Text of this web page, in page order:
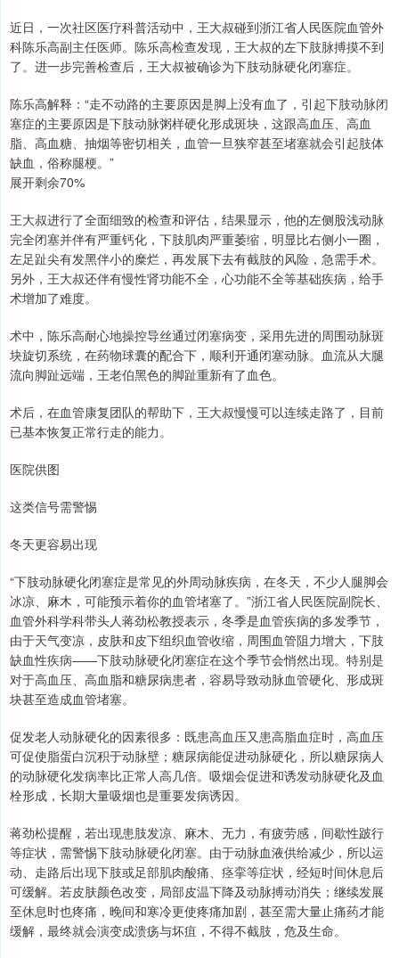
近日，一次社区医疗科普活动中，王大叔碰到浙江省人民医院血管外
科陈乐高副主任医师。陈乐高检查发现，王大叔的左下肢脉搏摸不到
了。进一步完善检查后，王大叔被确诊为下肢动脉硬化闭塞症。
陈乐高解释：“走不动路的主要原因是脚上没有血了，引起下肢动脉闭
塞症的主要原因是下肢动脉粥样硬化形成斑块，这跟高血压、高血
脂、高血糖、抽烟等密切相关，血管一旦狭窄甚至堵塞就会引起肢体
缺血，俗称腿梗。”
展开剩余70%
王大叔进行了全面细致的检查和评估，结果显示，他的左侧股浅动脉
完全闭塞并伴有严重钙化，下肢肌肉严重萎缩，明显比右侧小一圈，
左足趾尖有发黑伴小的糜烂，再发展下去有截肢的风险，急需手术。
另外，王大叔还伴有慢性肾功能不全，心功能不全等基础疾病，给手
术增加了难度。
术中，陈乐高耐心地操控导丝通过闭塞病变，采用先进的周围动脉斑
块旋切系统，在药物球囊的配合下，顺利开通闭塞动脉。血流从大腿
流向脚趾远端，王老伯黑色的脚趾重新有了血色。
术后，在血管康复团队的帮助下，王大叔慢慢可以连续走路了，目前
已基本恢复正常行走的能力。
医院供图
这类信号需警惕
冬天更容易出现
“下肢动脉硬化闭塞症是常见的外周动脉疾病，在冬天，不少人腿脚会
冰凉、麻木，可能预示着你的血管堵塞了。”浙江省人民医院副院长、
血管外科学科带头人蒋劲松教授表示，冬季是血管疾病的多发季节，
由于天气变凉，皮肤和皮下组织血管收缩，周围血管阻力增大，下肢
缺血性疾病——下肢动脉硬化闭塞症在这个季节会悄然出现。特别是
对于高血压、高血脂和糖尿病患者，容易导致动脉血管硬化、形成斑
块甚至造成血管堵塞。
促发老人动脉硬化的因素很多：既患高血压又患高脂血症时，高血压
可促使脂蛋白沉积于动脉壁；糖尿病能促进动脉硬化，所以糖尿病人
的动脉硬化发病率比正常人高几倍。吸烟会促进和诱发动脉硬化及血
栓形成，长期大量吸烟也是重要发病诱因。
蒋劲松提醒，若出现患肢发凉、麻木、无力，有疲劳感，间歇性跛行
等症状，需警惕下肢动脉硬化闭塞。由于动脉血液供给减少，所以运
动、走路后出现下肢或足部肌肉酸痛、痉挛等症状，经短时间休息后
可缓解。若皮肤颜色改变，局部皮温下降及动脉搏动消失；继续发展
至休息时也疼痛，晚间和寒冷更使疼痛加剧，甚至需大量止痛药才能
缓解，最终就会演变成溃疡与坏疽，不得不截肢，危及生命。